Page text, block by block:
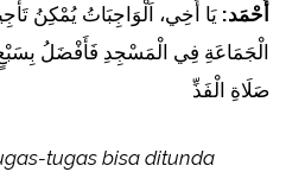
أَحْمَد: يَا أَخِي، اَلْوَاجِبَاتُ يُمْكِنُ
الْجَمَاعَةِ فِي الْمَسْجِدِ فَأَفْضَلُ
صَلَاةِ الْفَذِّ
tugas bisa ditunda